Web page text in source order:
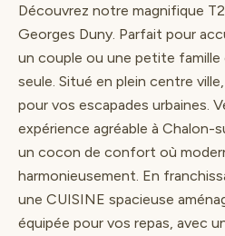
Découvrez notre magnifique
Georges Duny. Parfait pour
un couple ou une petite
seule. Situé en plein centre
pour vos escapades urbaines.
expérience agréable à Chalon-
un cocon de confort où
harmonieusement. En
une CUISINE spacieuse
équipée pour vos repas, avec